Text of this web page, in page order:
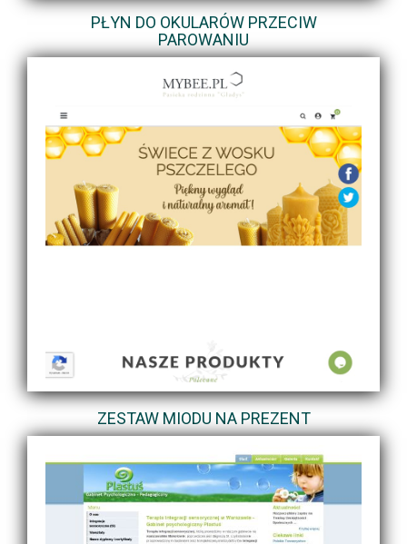
PŁYN DO OKULARÓW PRZECIW
PAROWANIU
ZESTAW MIODU NA PREZENT